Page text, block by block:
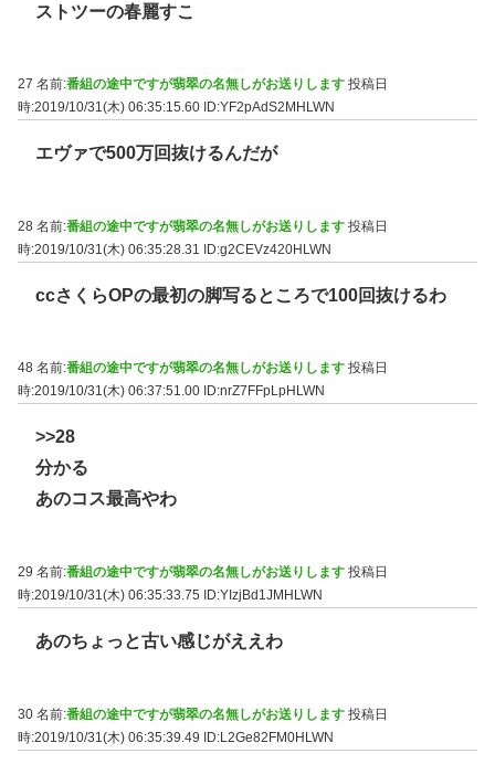
ストツーの春麗すこ
27 名前:番組の途中ですが翡翠の名無しがお送りします 投稿日
時:2019/10/31(木) 06:35:15.60 ID:YF2pAdS2MHLWN
エヴァで500万回抜けるんだが
28 名前:番組の途中ですが翡翠の名無しがお送りします 投稿日
時:2019/10/31(木) 06:35:28.31 ID:g2CEVz420HLWN
ccさくらOPの最初の脚写るところで100回抜けるわ
48 名前:番組の途中ですが翡翠の名無しがお送りします 投稿日
時:2019/10/31(木) 06:37:51.00 ID:nrZ7FFpLpHLWN
>>28
分かる
あのコス最高やわ
29 名前:番組の途中ですが翡翠の名無しがお送りします 投稿日
時:2019/10/31(木) 06:35:33.75
ID:YIzjBd1JMHLWN
あのちょっと古い感じがええわ
30 名前:番組の途中ですが翡翠の名無しがお送りします 投稿日
時:2019/10/31(木) 06:35:39.49 ID:L2Ge82FM0HLWN